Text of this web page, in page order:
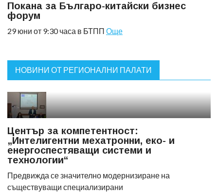
Покана за Българо-китайски бизнес
форум
29 юни от 9:30 часа в БТПП Още
НОВИНИ ОТ РЕГИОНАЛНИ ПАЛАТИ
Център за компетентност:
„Интелигентни мехатронни, еко- и
енергоспестяващи системи и
технологии“
Предвижда се значително модернизиране на
съществуващи специализирани